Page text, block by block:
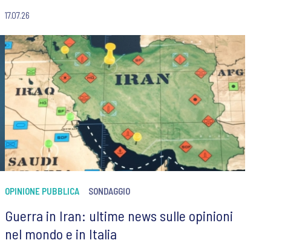
17.07.26
OPINIONE PUBBLICA SONDAGGIO
Guerra in Iran: ultime news sulle opinioni
nel mondo e in Italia